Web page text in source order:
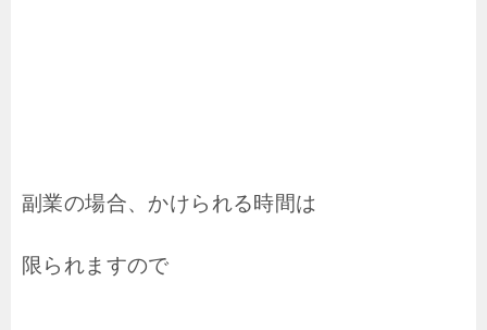
副業の場合、かけられる時間は
限られますので